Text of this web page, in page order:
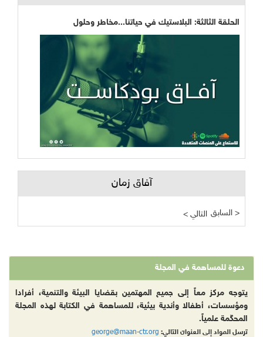
الحلقة الثالثة: البلاستيك في حياتنا...مخاطر وحلول
آفاق زمان
< التالي السابق >
دعوة للمساهمة في المجلة
يتوجه مركز معاً إلى جميع المهتمين بقضايا البيئة والتنمية، أفرادا
ومؤسسات، أطفالا وأندية بيئية، للمساهمة في الكتابة لهذه المجلة
المحكّمة علمياً.
ترسل المواد إلى العنوان التالي: george@maan-ctr.org